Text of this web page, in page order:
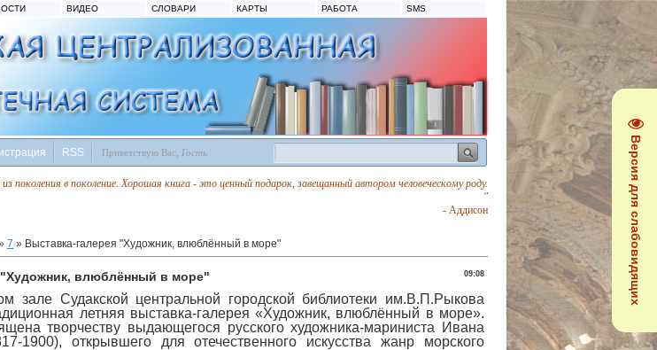
Версия для слабовидящих
ВИДЕО СЛОВАРИ КАРТЫ РАБОТА SMS
RSS Приветствую Вас Гость
поколения в поколение. Хорошая книга - это ценный подарок, завещанный автором человеческому роду.
"
- Аддисон
7 » Выставка-галерея "Художник, влюблённый в море"
09:08
"Художник, влюблённый в море"
Судакской центральной городской библиотеки им.В.П.Рыкова
летняя выставка-галерея «Художник, влюблённый в море».
творчеству выдающегося русского художника-мариниста Ивана
1900), открывшего для отечественного искусства жанр морского